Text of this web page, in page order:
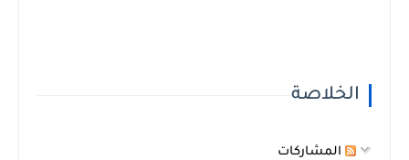
الخلاصة
المشاركات